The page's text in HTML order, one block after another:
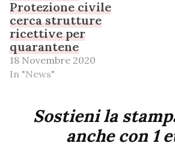
Protezione civile
cerca strutture
ricettive per
quarantene
18 Novembre 2020
In "News"
Sostieni la
anche con 1